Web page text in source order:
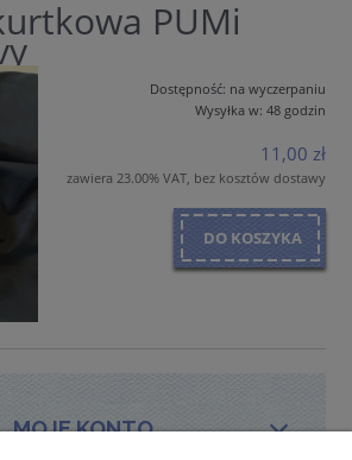
PUMi
Dostępność: na wyczerpaniu
Wysyłka w: 48 godzin
11,00 zł
zawiera 23.00% VAT, bez kosztów dostawy
DO KOSZYKA
MOJE KONTO